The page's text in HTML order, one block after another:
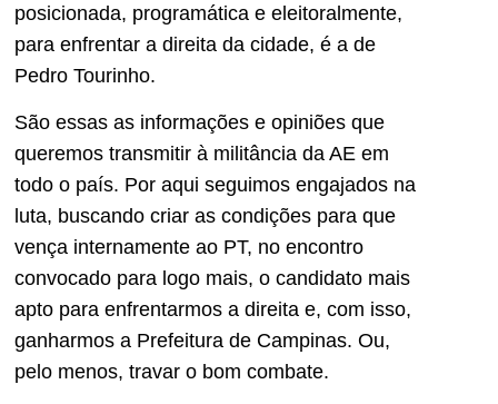
posicionada, programática e eleitoralmente,
para enfrentar a direita da cidade, é a de
Pedro Tourinho.
São essas as informações e opiniões que
queremos transmitir à militância da AE em
todo o país. Por aqui seguimos engajados na
luta, buscando criar as condições para que
vença internamente ao PT, no encontro
convocado para logo mais, o candidato mais
apto para enfrentarmos a direita e, com isso,
ganharmos a Prefeitura de Campinas. Ou,
pelo menos, travar o bom combate.